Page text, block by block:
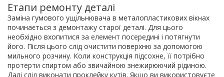
Етапи ремонту деталі
Заміна гумового ущільнювача в металопластикових вікнах
починається з демонтажу старої деталі. Для цього
необхідно вхопитися за елемент посередині і потягнути
його. Після цього слід очистити поверхню за допомогою
мильного розчину. Коли конструкція підсохне, її потрібно
протерти спиртом або звичайною знежирюючий рідиною.
Далі слід виконати проклейку кутів. Якщо ви використовуєте